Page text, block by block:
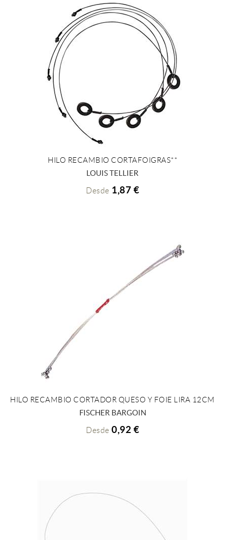
+ INFO
HILO RECAMBIO CORTAFOIGRAS**
LOUIS TELLIER
Desde 1,87 €
+ INFO
HILO RECAMBIO CORTADOR QUESO Y FOIE LIRA 12CM
FISCHER BARGOIN
Desde 0,92 €